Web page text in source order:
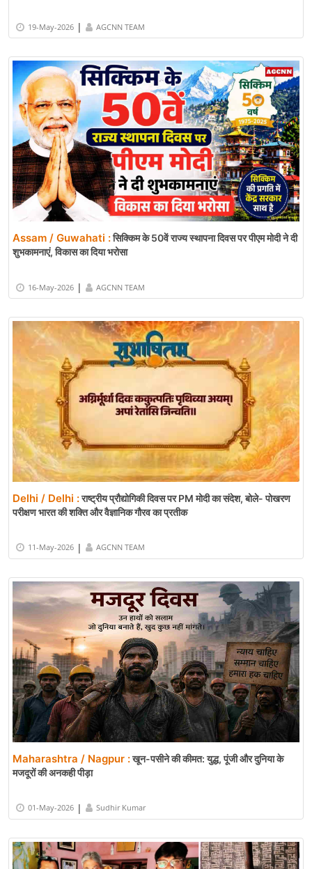
19-May-2026 | AGCNN TEAM
Assam / Guwahati :सिक्किम के 50वें राज्य स्थापना दिवस पर पीएम मोदी ने दी
शुभकामनाएं, विकास का दिया भरोसा
16-May-2026 | AGCNN TEAM
Delhi / Delhi :राष्ट्रीय प्रौद्योगिकी दिवस पर PM मोदी का संदेश, बोले- पोखरण
परीक्षण भारत की शक्ति और वैज्ञानिक गौरव का प्रतीक
11-May-2026 | AGCNN TEAM
Maharashtra / Nagpur :खून-पसीने की कीमत: युद्ध, पूंजी और दुनिया के
मजदूरों की अनकही पीड़ा
01-May-2026 | Sudhir Kumar